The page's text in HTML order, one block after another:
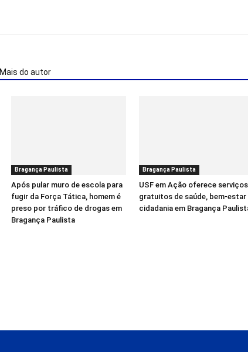
Mais do autor
Bragança Paulista
Após pular muro de escola para
fugir da Força Tática, homem é
preso por tráfico de drogas em
Bragança Paulista
Bragança Paulista
USF em Ação oferece serviços
gratuitos de saúde, bem-estar
cidadania em Bragança